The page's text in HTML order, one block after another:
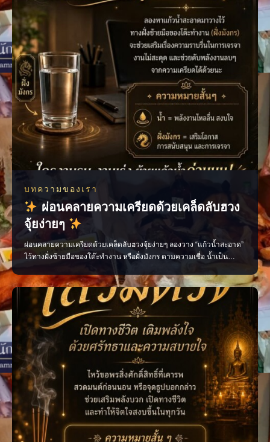
บทความของเรา
ผ่อนคลายความเครียดด้วยเคล็ดลับฮวง
จุ้ยง่ายๆ
ผ่อนคลายความเครียดด้วยเคล็ดลับฮวงจุ้ยง่ายๆ ลองวาง “แก้วน้ำสะอาด”
ไว้ทางฝั่งซ้ายมือของโต๊ะทำงาน หรือฝั่งมังกร ตามความเชื่อ น้ำเป็น
โอกาสได้รับการสนับสนุน และสร้างบรรยากาศสงบระหว่างทำงาน ใคร
ช่วงนี้งานรุม งานเร่ง หรือเจรจาไม่ลงตัว…ลองย้ายแก้